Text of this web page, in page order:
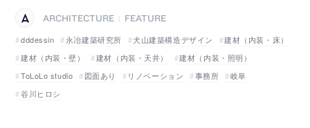
ARCHITECTURE
FEATURE
dddessin
永冶建築研究所 犬山建築構造デザイン
建材（内装・床）
建材（内装・壁）
建材（内装・天井）
建材（内装・照明）
ToLoLo studio
図面あり リノベーション 事務所
岐阜
谷川ヒロシ